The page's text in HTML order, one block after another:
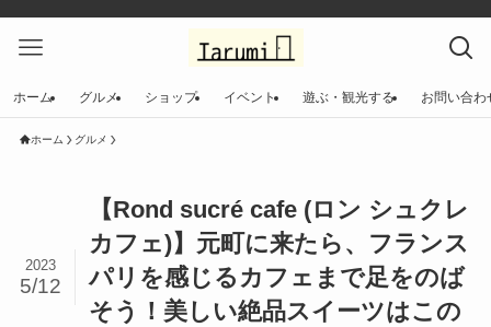
ホーム グルメ ショップ イベント 遊ぶ・観光する お問い合わ
ホーム グルメ
【Rond sucré cafe (ロン シュクレ
カフェ)】元町に来たら、フランス
パリを感じるカフェまで足をのば
そう！美しい絶品スイーツはこの
2023
5/12